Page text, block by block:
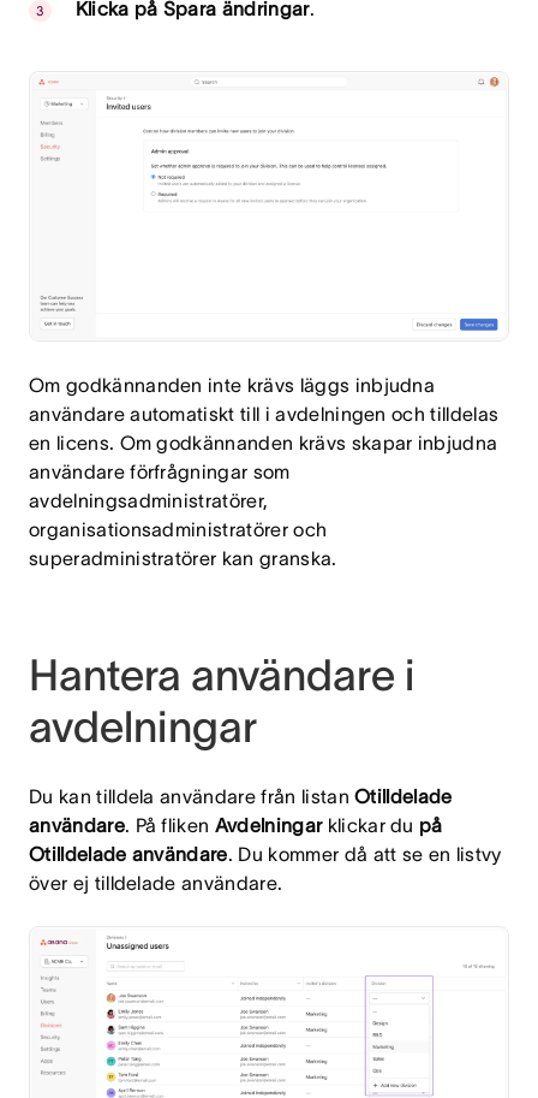
Klicka på Spara ändringar.
Om godkännanden inte krävs läggs inbjudna
användare automatiskt till i avdelningen och tilldelas
en licens. Om godkännanden krävs skapar inbjudna
användare förfrågningar som
avdelningsadministratörer,
organisationsadministratörer och
superadministratörer kan granska.
Hantera användare i
avdelningar
Du kan tilldela användare från listanOtilldelade
användare. På fliken Avdelningarklickar du på
Otilldelade användare. Du kommer då att se en listvy
över ej tilldelade användare.